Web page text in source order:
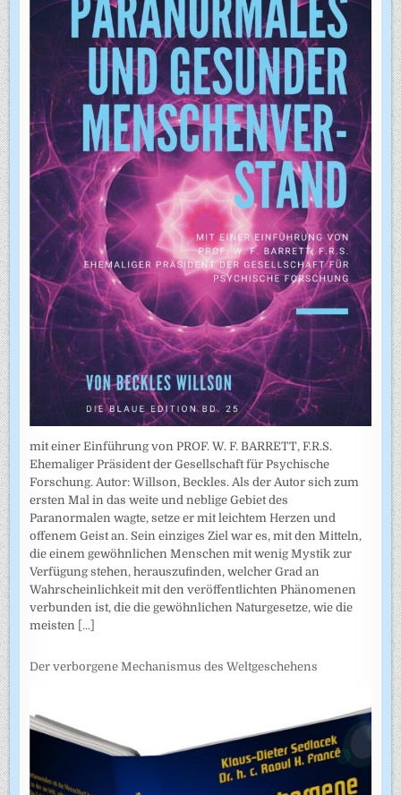
mit einer Einführung von PROF. W. F. BARRETT, F.R.S.
Ehemaliger Präsident der Gesellschaft für Psychische
Forschung. Autor: Willson, Beckles. Als der Autor sich zum
ersten Mal in das weite und neblige Gebiet des
Paranormalen wagte, setze er mit leichtem Herzen und
offenem Geist an. Sein einziges Ziel war es, mit den Mitteln,
die einem gewöhnlichen Menschen mit wenig Mystik zur
Verfügung stehen, herauszufinden, welcher Grad an
Wahrscheinlichkeit mit den veröffentlichten Phänomenen
verbunden ist, die die gewöhnlichen Naturgesetze, wie die
meisten [...]
Der verborgene Mechanismus des Weltgeschehens